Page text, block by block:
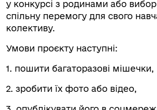
у конкурсі з родинами або
спільну перемогу для свого
колективу.
Умови проєкту наступні:
1. пошити багаторазові мішечки,
2. зробити їх фото або відео,